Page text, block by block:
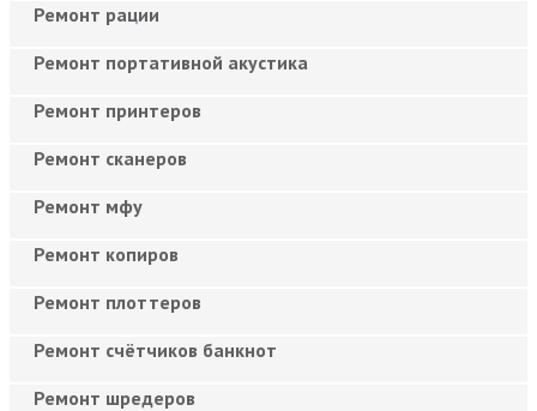
Ремонт рации
Ремонт портативной акустика
Ремонт принтеров
Ремонт сканеров
Ремонт мфу
Ремонт копиров
Ремонт плоттеров
Ремонт счётчиков банкнот
Ремонт шредеров